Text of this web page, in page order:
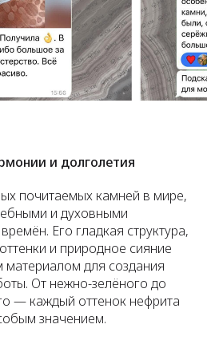
и долголетия
почитаемых камней в мире,
и духовными
Его гладкая структура,
и природное сияние
для создания
От нежно-зелёного до
— каждый оттенок нефрита
значением.